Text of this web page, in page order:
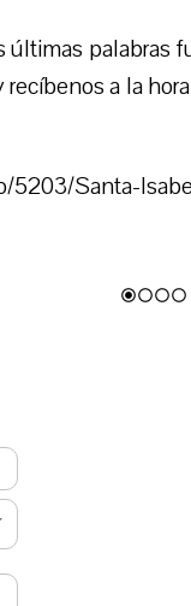
últimas palabras
a la
Santa-